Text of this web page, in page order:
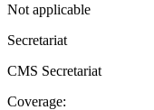
Not applicable
Secretariat
CMS Secretariat
Coverage: